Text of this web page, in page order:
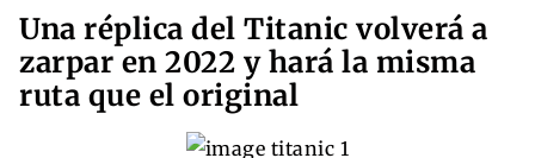
Una réplica del Titanic volverá a
zarpar en 2022 y hará la misma
ruta que el original